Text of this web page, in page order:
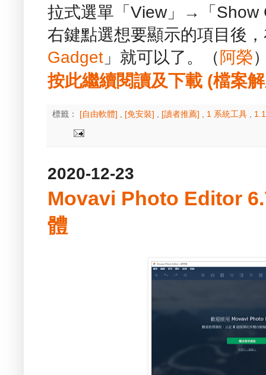
拉式選單「View」→「Show
右鍵點選想要顯示的項目後
Gadget 」就可以了。（ 阿榮
按此繼續閱讀及下載 (檔案
標籤： [自由軟體] [免安裝] [讀者推薦] 1 系統工具
2020-12-23
Movavi Photo Editor
體